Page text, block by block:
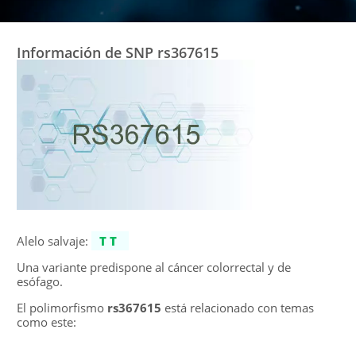
Información de SNP rs367615
Alelo salvaje:
TT
Una variante predispone al cáncer colorrectal y de
esófago.
El polimorfismo rs367615 está relacionado con temas
como este: